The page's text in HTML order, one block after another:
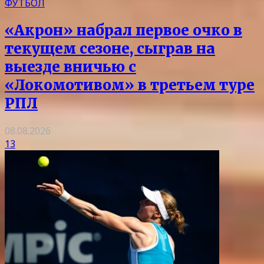
ФУТБОЛ
«Акрон» набрал первое очко в
текущем сезоне, сыграв на
выезде вничью с
«Локомотивом» в третьем туре
РПЛ
08.08.2026
13